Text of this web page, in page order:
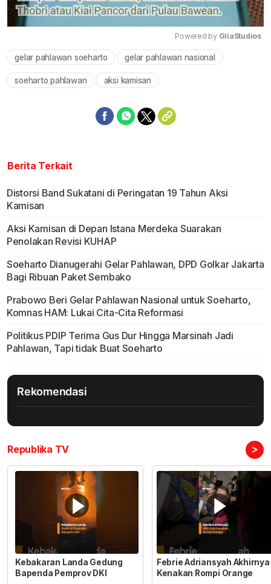
Mute
Powered by GliaStudios
gelar pahlawan soeharto gelar pahlawan nasional
soeharto pahlawan aksi kamisan
Berita Terkait
Distorsi Band Sukatani di Peringatan 19 Tahun Aksi
Kamisan
Aksi Kamisan di Depan Istana Merdeka Suarakan
Penolakan Revisi KUHAP
Soeharto Dianugerahi Gelar Pahlawan, DPD Golkar Jakarta
Bagi Ribuan Paket Sembako
Prabowo Beri Gelar Pahlawan Nasional untuk Soeharto,
Komnas HAM: Lukai Cita-Cita Reformasi
Politikus PDIP Terima Gus Dur Hingga Marsinah Jadi
Pahlawan, Tapi tidak Buat Soeharto
Rekomendasi
Republika TV >
Kebakaran Landa Gedung
Bapenda Pemprov DKI
Febrie Adriansyah Akhirnya
Kenakan Rompi Orange